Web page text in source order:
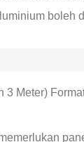
boleh
3 Meter)